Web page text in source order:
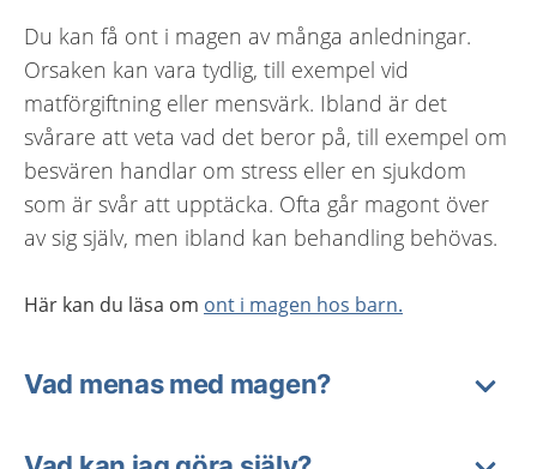
Du kan få ont i magen av många anledningar.
Orsaken kan vara tydlig, till exempel vid
matförgiftning eller mensvärk. Ibland är det
svårare att veta vad det beror på, till exempel om
besvären handlar om stress eller en sjukdom
som är svår att upptäcka. Ofta går magont över
av sig själv, men ibland kan behandling behövas.
Här kan du läsa om ont i magen hos barn.
Vad menas med magen?